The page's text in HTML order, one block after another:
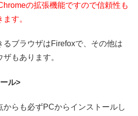
の拡張機能ですので信頼性も
す。
るブラウザはFirefoxで、その他は
もあります。
ル>
からも必ずPCからインストールし